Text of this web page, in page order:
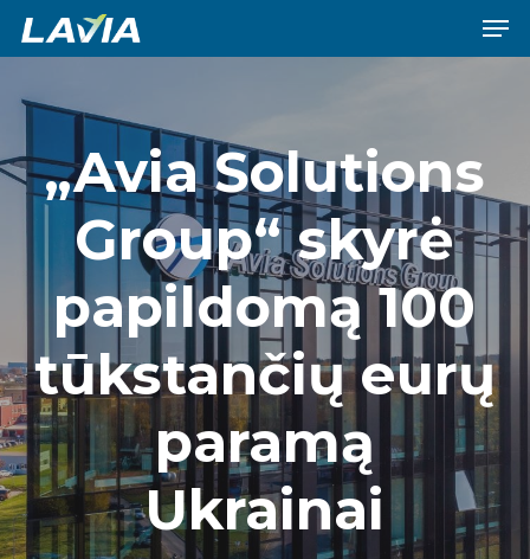
Skip
content
„Avia Solutions
Group“ skyrė
papildomą 100
tūkstančių eurų
paramą
Ukrainai